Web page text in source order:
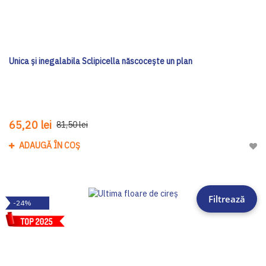
Unica și inegalabila Sclipicella născocește un plan
65,20 lei 81,50 lei
ADAUGĂ ÎN COȘ
-24% Filtrează